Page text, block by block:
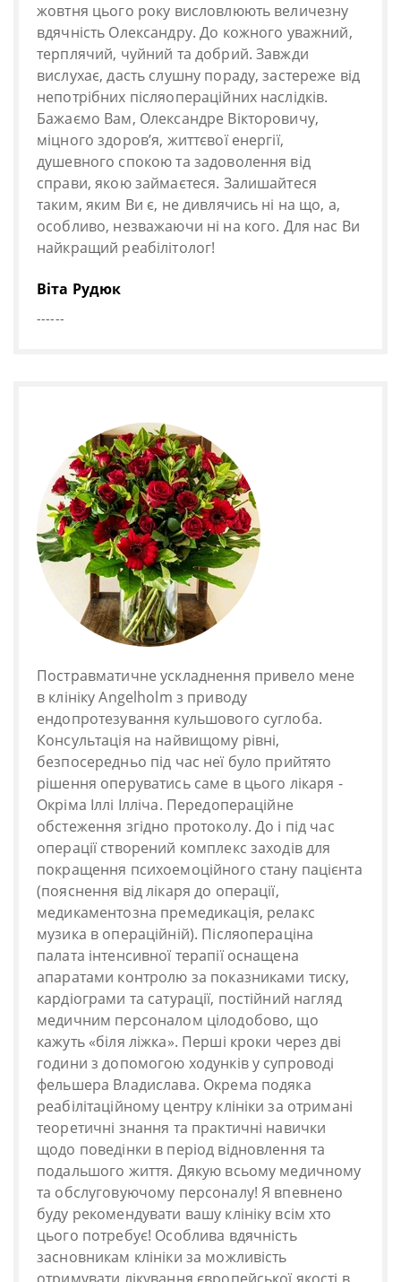
жовтня цього року висловлюють величезну
вдячність Олександру. До кожного уважний,
терплячий, чуйний та добрий. Завжди
вислухає, дасть слушну пораду, застереже від
непотрібних післяопераційних наслідків.
Бажаємо Вам, Олександре Вікторовичу,
міцного здоров’я, життєвої енергії,
душевного спокою та задоволення від
справи, якою займаєтеся. Залишайтеся
таким, яким Ви є, не дивлячись ні на що, а,
особливо, незважаючи ні на кого. Для нас Ви
найкращий реабілітолог!
Віта Рудюк
------
Постравматичне ускладнення привело мене
в клініку Angelholm з приводу
ендопротезування кульшового суглоба.
Консультація на найвищому рівні,
безпосередньо під час неї було прийтято
рішення оперуватись саме в цього лікаря -
Окріма Іллі Ілліча. Передопераційне
обстеження згідно протоколу. До і під час
операції створений комплекс заходів для
покращення психоемоційного стану пацієнта
(пояснення від лікаря до операції,
медикаментозна премедикація, релакс
музика в операційній). Післяопераціна
палата інтенсивної терапії оснащена
апаратами контролю за показниками тиску,
кардіограми та сатурації, постійний нагляд
медичним персоналом цілодобово, що
кажуть «біля ліжка». Перші кроки через дві
години з допомогою ходунків у супроводі
фельшера Владислава. Окрема подяка
реабілітаційному центру клініки за отримані
теоретичні знання та практичні навички
щодо поведінки в період відновлення та
подальшого життя. Дякую всьому медичному
та обслуговуючому персоналу! Я впевнено
буду рекомендувати вашу клініку всім хто
цього потребує! Особлива вдячність
засновникам клініки за можливість